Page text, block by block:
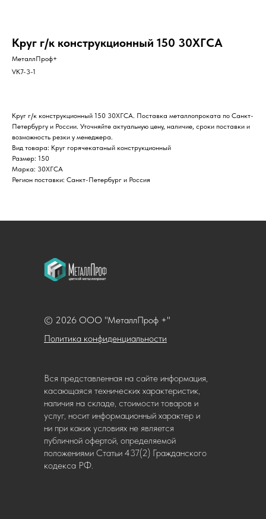
Круг г/к конструкционный 150 30ХГСА
МеталлПроф+
VK7-3-1
Круг г/к конструкционный 150 30ХГСА. Поставка металлопроката по Санкт-
Петербургу и России. Уточняйте актуальную цену, наличие, сроки поставки и
возможность резки у менеджера.
Вид товара: Круг горячекатаный конструкционный
Размер: 150
Марка: 30ХГСА
Регион поставки: Санкт-Петербург и Россия
Политика конфиденциальности
© 2026 ООО "МеталлПроф +"
Вся представленная на сайте информация,
касающаяся технических характеристик,
наличия на складе, стоимости товаров и
услуг, носит информационный характер и
ни при каких условиях не является
публичной офертой, определяемой
положениями Статьи 437(2) Гражданского
кодекса РФ.